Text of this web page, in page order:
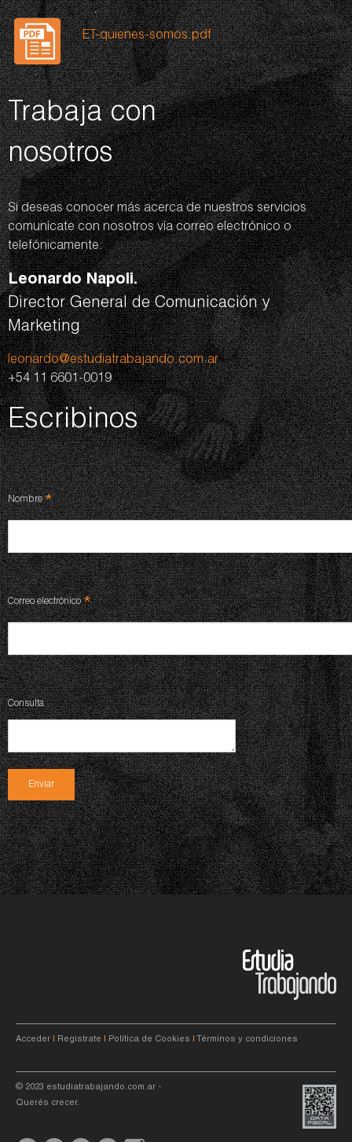
ET-quienes-somos.pdf
Trabaja con
nosotros
Si deseas conocer más acerca de nuestros servicios
comunícate con nosotros vía correo electrónico o
telefónicamente:
Leonardo Napoli.
Director General de Comunicación y
Marketing
leonardo@estudiatrabajando.com.ar
+54 11 6601-0019
Escribinos
Nombre*
Correo electrónico*
Consulta
Acceder Registrate Política de Cookies Términos y condiciones
© 2023 estudiatrabajando.com.ar -
Querés crecer.